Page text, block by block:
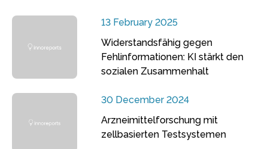
13 February 2025
Widerstandsfähig gegen
Fehlinformationen: KI stärkt den
sozialen Zusammenhalt
30 December 2024
Arzneimittelforschung mit
zellbasierten Testsystemen